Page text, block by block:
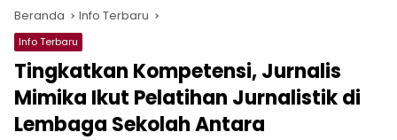
Beranda Info Terbaru
Info Terbaru
Tingkatkan Kompetensi, Jurnalis
Mimika Ikut Pelatihan Jurnalistik di
Lembaga Sekolah Antara